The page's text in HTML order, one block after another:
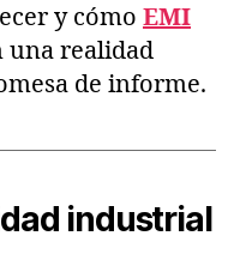
y cómo EMI
una realidad
de informe.
industrial